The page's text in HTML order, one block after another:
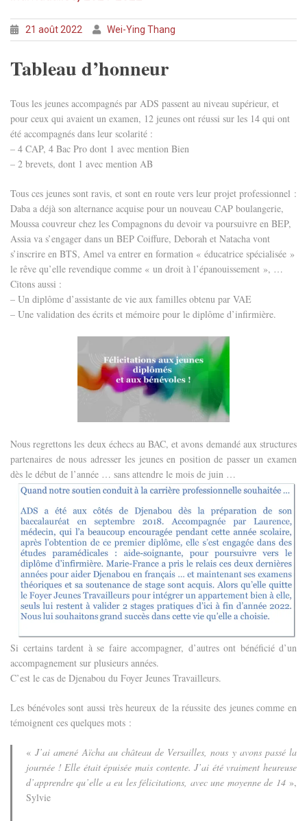
21 août 2022 Wei-Ying Thang
Tableau d’honneur
Tous les jeunes accompagnés par ADS passent au niveau supérieur, et
pour ceux qui avaient un examen, 12 jeunes ont réussi sur les 14 qui ont
été accompagnés dans leur scolarité :
– 4 CAP, 4 Bac Pro dont 1 avec mention Bien
– 2 brevets, dont 1 avec mention AB
Tous ces jeunes sont ravis, et sont en route vers leur projet professionnel :
Daba a déjà son alternance acquise pour un nouveau CAP boulangerie,
Moussa couvreur chez les Compagnons du devoir va poursuivre en BEP,
Assia va s’engager dans un BEP Coiffure, Deborah et Natacha vont
s’inscrire en BTS, Amel va entrer en formation « éducatrice spécialisée »
le rêve qu’elle revendique comme « un droit à l’épanouissement », …
Citons aussi :
– Un diplôme d’assistante de vie aux familles obtenu par VAE
– Une validation des écrits et mémoire pour le diplôme d’infirmière.
Nous regrettons les deux échecs au BAC, et avons demandé aux structures
partenaires de nous adresser les jeunes en position de passer un examen
dès le début de l’année … sans attendre le mois de juin …
Si certains tardent à se faire accompagner, d’autres ont bénéficié d’un
accompagnement sur plusieurs années.
C’est le cas de Djenabou du Foyer Jeunes Travailleurs.
Les bénévoles sont aussi très heureux de la réussite des jeunes comme en
témoignent ces quelques mots :
«J’ai amené Aïcha au château de Versailles, nous y avons passé la
journée ! Elle était épuisée mais contente. J’ai été vraiment heureuse
d’apprendre qu’elle a eu les félicitations, avec une moyenne de 14»,
Sylvie